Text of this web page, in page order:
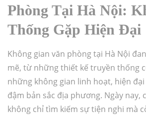
Phòng Tại Hà Nội:
Thống Gặp Hiện Đại
Không gian văn phòng tại Hà Nội
mẽ, từ những thiết kế truyền thống
những không gian linh hoạt, hiện
đậm bản sắc địa phương. Ngày nay,
không chỉ tìm kiếm sự tiện nghi mà